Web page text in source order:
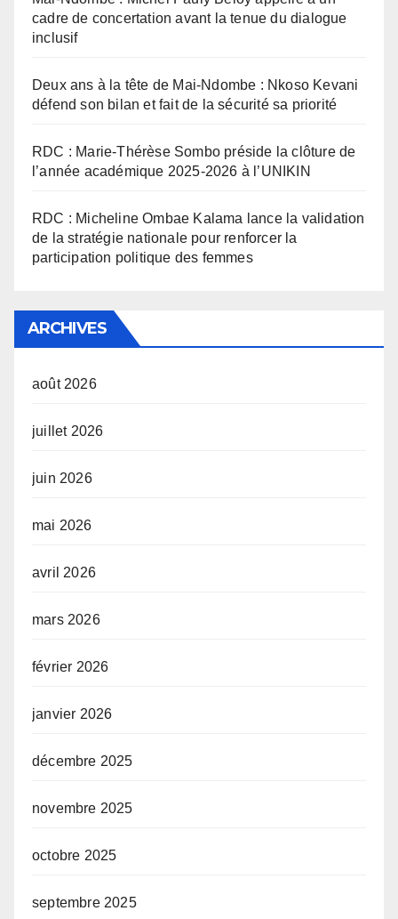
cadre de concertation avant la tenue du dialogue
inclusif
Deux ans à la tête de Mai-Ndombe : Nkoso Kevani
défend son bilan et fait de la sécurité sa priorité
RDC : Marie-Thérèse Sombo préside la clôture de
l’année académique 2025-2026 à l’UNIKIN
RDC : Micheline Ombae Kalama lance la validation
de la stratégie nationale pour renforcer la
participation politique des femmes
ARCHIVES
août 2026
juillet 2026
juin 2026
mai 2026
avril 2026
mars 2026
février 2026
janvier 2026
décembre 2025
novembre 2025
octobre 2025
septembre 2025